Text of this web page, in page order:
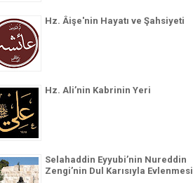
Hz. Âişe'nin Hayatı ve Şahsiyeti
Hz. Ali’nin Kabrinin Yeri
Selahaddin Eyyubi’nin Nureddin
Zengi’nin Dul Karısıyla Evlenmesi